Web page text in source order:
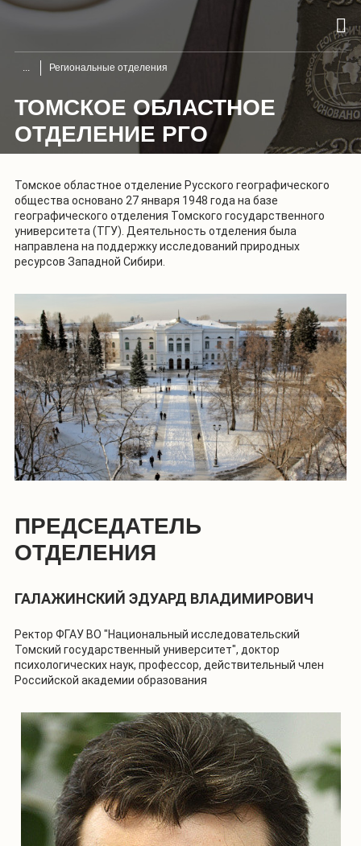
Региональные отделения
ТОМСКОЕ ОБЛАСТНОЕ
ОТДЕЛЕНИЕ РГО
Томское областное отделение Русского географического
общества основано 27 января 1948 года на базе
географического отделения Томского государственного
университета (ТГУ). Деятельность отделения была
направлена на поддержку исследований природных
ресурсов Западной Сибири.
ПРЕДСЕДАТЕЛЬ
ОТДЕЛЕНИЯ
ГАЛАЖИНСКИЙ ЭДУАРД ВЛАДИМИРОВИЧ
Ректор ФГАУ ВО "Национальный исследовательский
Томский государственный университет", доктор
психологических наук, профессор, действительный член
Российской академии образования